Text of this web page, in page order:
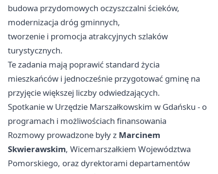
budowa przydomowych oczyszczalni ścieków,
modernizacja dróg gminnych,
tworzenie i promocja atrakcyjnych szlaków
turystycznych.
Te zadania mają poprawić standard życia
mieszkańców i jednocześnie przygotować gminę na
przyjęcie większej liczby odwiedzających.
Spotkanie w Urzędzie Marszałkowskim w Gdańsku - o
programach i możliwościach finansowania
Rozmowy prowadzone były z Marcinem
Skwierawskim, Wicemarszałkiem Województwa
Pomorskiego, oraz dyrektorami departamentów